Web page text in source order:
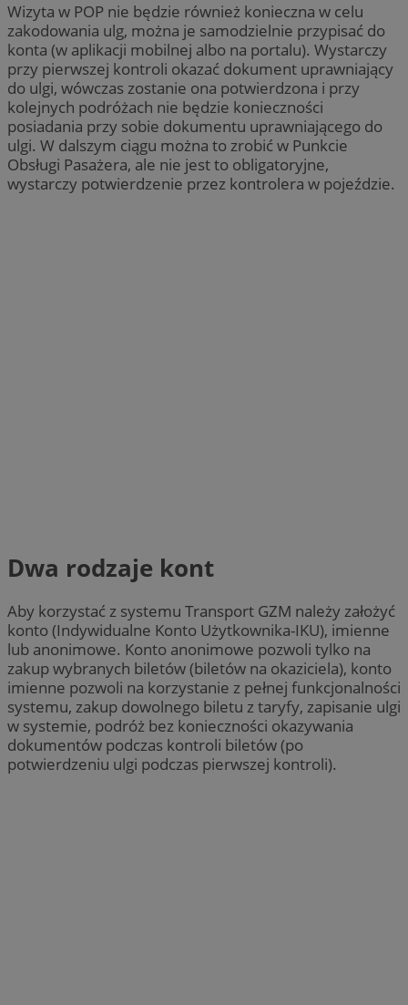
Wizyta w POP nie będzie również konieczna w celu
zakodowania ulg, można je samodzielnie przypisać do
konta (w aplikacji mobilnej albo na portalu). Wystarczy
przy pierwszej kontroli okazać dokument uprawniający
do ulgi, wówczas zostanie ona potwierdzona i przy
kolejnych podróżach nie będzie konieczności
posiadania przy sobie dokumentu uprawniającego do
ulgi. W dalszym ciągu można to zrobić w Punkcie
Obsługi Pasażera, ale nie jest to obligatoryjne,
wystarczy potwierdzenie przez kontrolera w pojeździe.
Dwa rodzaje kont
Aby korzystać z systemu Transport GZM należy założyć
konto (Indywidualne Konto Użytkownika-IKU), imienne
lub anonimowe. Konto anonimowe pozwoli tylko na
zakup wybranych biletów (biletów na okaziciela), konto
imienne pozwoli na korzystanie z pełnej funkcjonalności
systemu, zakup dowolnego biletu z taryfy, zapisanie ulgi
w systemie, podróż bez konieczności okazywania
dokumentów podczas kontroli biletów (po
potwierdzeniu ulgi podczas pierwszej kontroli).